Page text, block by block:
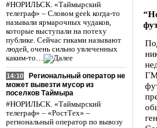
#НОРИЛЬСК. «Таймырский
телеграф» – Словом geek когда-то
называли ярмарочных чудаков,
которые выступали на потеху
публике. Сейчас гиками называют
людей, очень сильно увлеченных
каким-то…
14:10
Региональный оператор не
может вывезти мусор из
поселков Таймыра
#НОРИЛЬСК. «Таймырский
телеграф» – «РостТех» –
региональный оператор по вывозу